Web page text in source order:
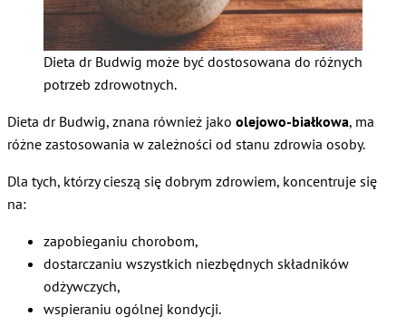
Dieta dr Budwig może być dostosowana do różnych
potrzeb zdrowotnych.
Dieta dr Budwig, znana również jako olejowo-białkowa, ma
różne zastosowania w zależności od stanu zdrowia osoby.
Dla tych, którzy cieszą się dobrym zdrowiem, koncentruje się
na:
zapobieganiu chorobom,
dostarczaniu wszystkich niezbędnych składników
odżywczych,
wspieraniu ogólnej kondycji.